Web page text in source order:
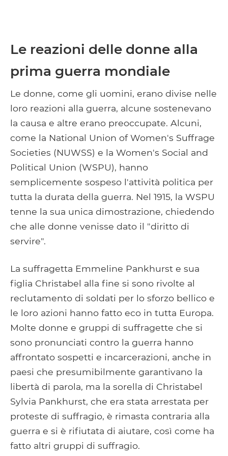
Le reazioni delle donne alla
prima guerra mondiale
Le donne, come gli uomini, erano divise nelle
loro reazioni alla guerra, alcune sostenevano
la causa e altre erano preoccupate. Alcuni,
come la National Union of Women's Suffrage
Societies (NUWSS) e la Women's Social and
Political Union (WSPU), hanno
semplicemente sospeso l'attività politica per
tutta la durata della guerra. Nel 1915, la WSPU
tenne la sua unica dimostrazione, chiedendo
che alle donne venisse dato il "diritto di
servire".
La suffragetta Emmeline Pankhurst e sua
figlia Christabel alla fine si sono rivolte al
reclutamento di soldati per lo sforzo bellico e
le loro azioni hanno fatto eco in tutta Europa.
Molte donne e gruppi di suffragette che si
sono pronunciati contro la guerra hanno
affrontato sospetti e incarcerazioni, anche in
paesi che presumibilmente garantivano la
libertà di parola, ma la sorella di Christabel
Sylvia Pankhurst, che era stata arrestata per
proteste di suffragio, è rimasta contraria alla
guerra e si è rifiutata di aiutare, così come ha
fatto altri gruppi di suffragio.